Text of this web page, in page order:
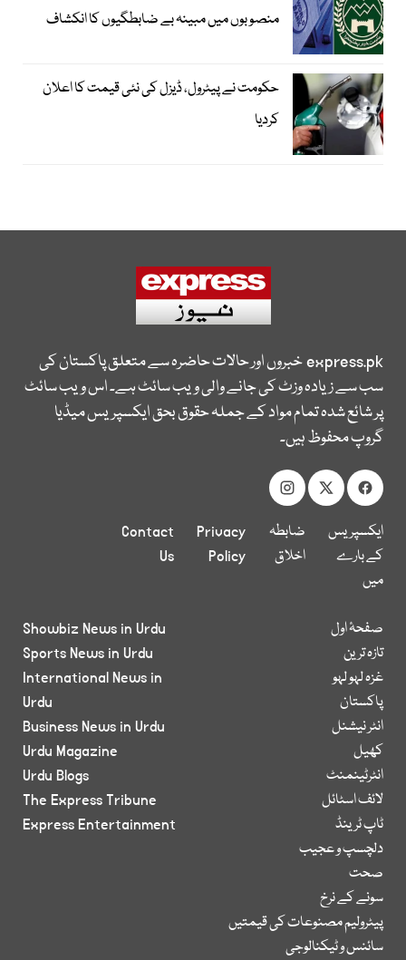
منصوبوں میں مبینہ بے ضابطگیوں کا انکشاف
حکومت نے پیٹرول، ڈیزل کی نئی قیمت کا اعلان
کردیا
express.pkخبروں اور حالات حاضرہ سے متعلق پاکستان کی
سب سے زیادہ وزٹ کی جانے والی ویب سائٹ ہے۔ اس ویب سائٹ
پر شائع شدہ تمام مواد کے جملہ حقوق بحق ایکسپریس میڈیا
گروپ محفوظ ہیں۔
ایکسپریس
کے بارے
میں
ضابطہ
اخلاق
Privacy
Policy
Contact
Us
صفحۂ اول
تازہ ترین
غزہ لہو لہو
پاکستان
انٹر نیشنل
کھیل
انٹرٹینمنٹ
لائف اسٹائل
ٹاپ ٹرینڈ
دلچسپ و عجیب
صحت
سونے کے نرخ
پیٹرولیم مصنوعات کی قیمتیں
سائنس و ٹیکنالوجی
Showbiz News in Urdu
Sports News in Urdu
International News in
Urdu
Business News in Urdu
Urdu Magazine
Urdu Blogs
The Express Tribune
Express Entertainment